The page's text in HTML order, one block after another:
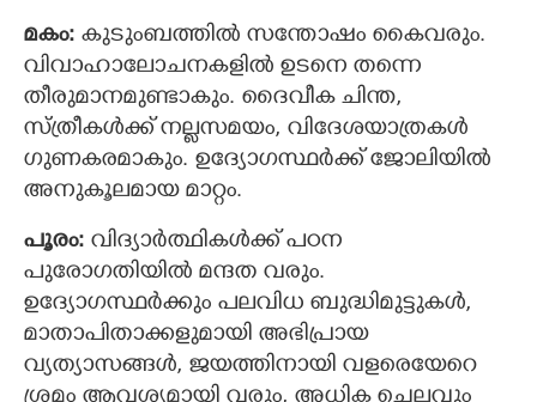
മകം: കുടുംബത്തിൽ സന്തോഷം കൈവരും.
വിവാഹാലോചനകളിൽ ഉടനെ തന്നെ
തീരുമാനമുണ്ടാകും. ദൈവീക ചിന്ത,
സ്ത്രീകള്‍ക്ക് നല്ലസമയം, വിദേശയാത്രകള്‍
ഗുണകരമാകും. ഉദ്യോഗസ്ഥർക്ക് ജോലിയിൽ
അനുകൂലമായ മാറ്റം.
പൂരം: വിദ്യാര്‍ത്ഥികള്‍ക്ക് പഠന
പുരോഗതിയിൽ മന്ദത വരും.
ഉദ്യോഗസ്ഥര്‍ക്കും പലവിധ ബുദ്ധിമുട്ടുകള്‍,
മാതാപിതാക്കളുമായി അഭിപ്രായ
വ്യത്യാസങ്ങള്‍, ജയത്തിനായി വളരെയേറെ